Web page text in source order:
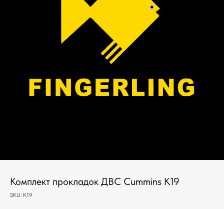
Комплект прокладок ДВС Cummins K19
SKU: K19